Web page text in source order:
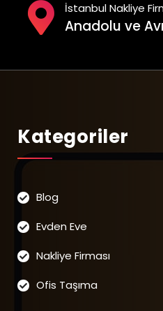
İstanbul Nakliye
Anadolu ve
Kategoriler
Blog
Evden Eve
Nakliye Firması
Ofis Taşıma